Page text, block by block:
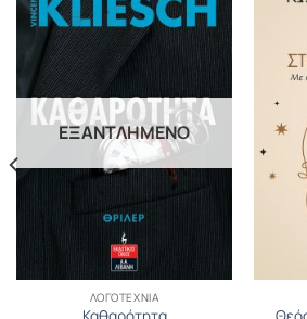
ΕΞΑΝΤΛΗΜΈΝΟ
ΛΟΓΟΤΕΧΝΊΑ